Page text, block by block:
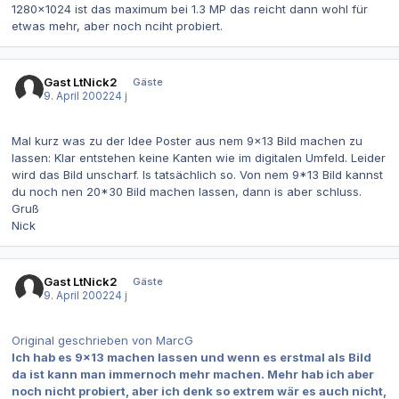
1280x1024 ist das maximum bei 1.3 MP das reicht dann wohl für
etwas mehr, aber noch nciht probiert.
Gast LtNick2
Gäste
9. April 200224 j
Mal kurz was zu der Idee Poster aus nem 9x13 Bild machen zu
lassen: Klar entstehen keine Kanten wie im digitalen Umfeld. Leider
wird das Bild unscharf. Is tatsächlich so. Von nem 9*13 Bild kannst
du noch nen 20*30 Bild machen lassen, dann is aber schluss.
Gruß
Nick
Gast LtNick2
Gäste
9. April 200224 j
Original geschrieben von MarcG
Ich hab es 9x13 machen lassen und wenn es erstmal als Bild
da ist kann man immernoch mehr machen. Mehr hab ich aber
noch nicht probiert, aber ich denk so extrem wär es auch nicht,